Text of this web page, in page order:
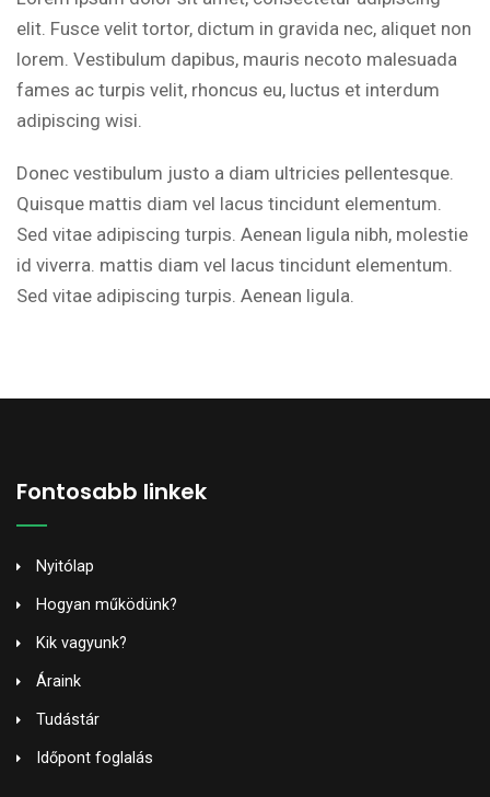
elit. Fusce velit tortor, dictum in gravida nec, aliquet non
lorem. Vestibulum dapibus, mauris necoto malesuada
fames ac turpis velit, rhoncus eu, luctus et interdum
adipiscing wisi.
Donec vestibulum justo a diam ultricies pellentesque.
Quisque mattis diam vel lacus tincidunt elementum.
Sed vitae adipiscing turpis. Aenean ligula nibh, molestie
id viverra. mattis diam vel lacus tincidunt elementum.
Sed vitae adipiscing turpis. Aenean ligula.
Fontosabb linkek
Nyitólap
Hogyan működünk?
Kik vagyunk?
Áraink
Tudástár
Időpont foglalás